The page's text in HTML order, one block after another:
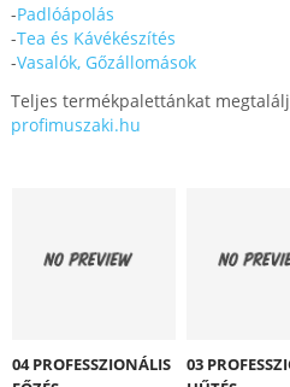
-Padlóápolás
-Tea és Kávékészítés
-Vasalók, Gőzállomások
Teljes termékpalettánkat
profimuszaki.hu
04 PROFESSZIONÁLIS
03